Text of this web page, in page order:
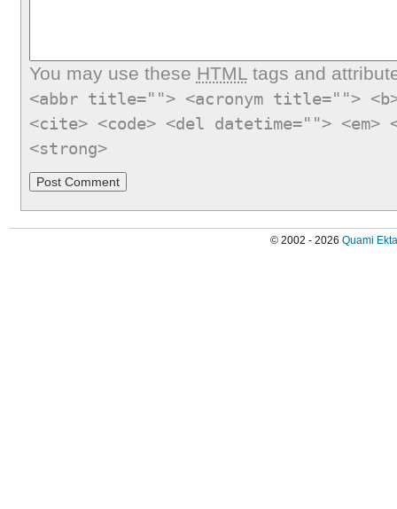
You may use these HTMLtags and
<abbr title=""> <acronym title="">
<cite> <code> <del datetime="">
<strong>
© 2002 - 2026 Quami